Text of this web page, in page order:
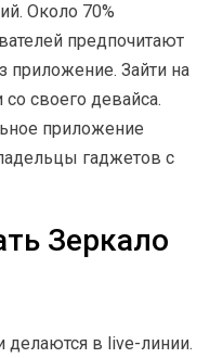
Около 70%
предпочитают
приложение. Зайти на
своего девайса.
приложение
гаджетов с
Зеркало
делаются в live-линии.